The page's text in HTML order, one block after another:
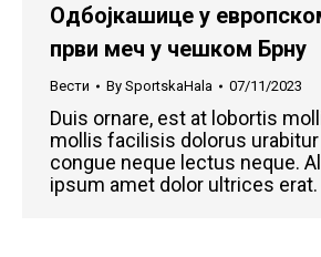
Одбојкашице у
први меч у чешком Брну
Вести By SportskaHala 07/11/2023
Duis ornare, est at lobortis
mollis facilisis dolorus urabitur
congue neque lectus neque.
ipsum amet dolor ultrices erat.